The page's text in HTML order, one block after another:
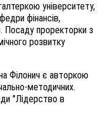
університету,
фінансів,
Посаду проректорки з
розвитку
Філонич є авторкою
методичних.
"Лідерство в